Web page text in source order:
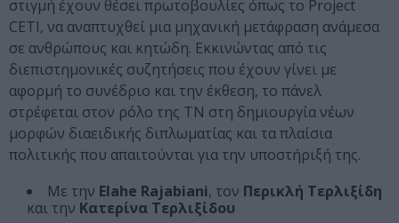
στιγμή έχουν θέσει πρωτοβουλίες όπως το Project
CETI, να αναπτυχθεί μια μηχανική μετάφραση ανάμεσα
σε ανθρώπους και κητώδη. Εκκινώντας από τις
διεπιστημονικές συζητήσεις που έχουν γίνει με
αφορμή το συνέδριο και την έκθεση, το πάνελ
στρέφεται στον ρόλο της ΤΝ στη δημιουργία νέων
μορφών διαειδικής διπλωματίας και τα πλαίσια
πολιτικής που απαιτούνται για την υποστήριξή της.
Με την Elahe Rajabiani, τον Περικλή Τερλιξίδη
και την Κατερίνα Τερλιξίδου